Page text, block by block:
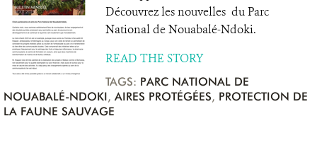
Découvrez les nouvelles du Parc
National de Nouabalé-Ndoki.
READ THE STORY
TAGS: PARC NATIONAL DE
NOUABALÉ-NDOKI, AIRES PROTÉGÉES, PROTECTION DE
LA FAUNE SAUVAGE